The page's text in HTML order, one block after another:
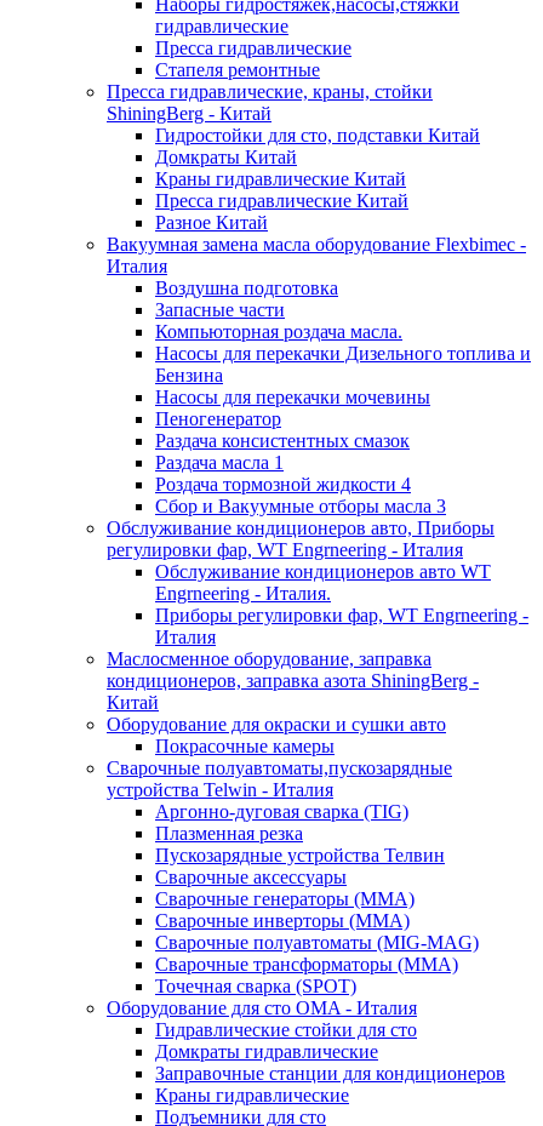
Наборы гидростяжек,насосы,стяжки
гидравлические
Пресса гидравлические
Стапеля ремонтные
Пресса гидравлические, краны, стойки
ShiningBerg - Китай
Гидростойки для сто, подставки Китай
Домкраты Китай
Краны гидравлические Китай
Пресса гидравлические Китай
Разное Китай
Вакуумная замена масла оборудование Flexbimeс -
Италия
Воздушна подготовка
Запасные части
Компьюторная роздача масла.
Насосы для перекачки Дизельного топлива и
Бензина
Насосы для перекачки мочевины
Пеногенератор
Раздача консистентных смазок
Раздача масла 1
Роздача тормозной жидкости 4
Сбор и Вакуумные отборы масла 3
Обслуживание кондиционеров авто, Приборы
регулировки фар, WT Engrneering - Италия
Обслуживание кондиционеров авто WT
Engrneering - Италия.
Приборы регулировки фар, WT Engrneering -
Италия
Маслосменное оборудование, заправка
кондиционеров, заправка азота ShiningBerg -
Китай
Оборудование для окраски и сушки авто
Покрасочные камеры
Сварочные полуавтоматы,пускозарядные
устройства Telwin - Италия
Аргонно-дуговая сварка (TIG)
Плазменная резка
Пускозарядные устройства Телвин
Сварочные аксессуары
Сварочные генераторы (MMA)
Сварочные инверторы (MMA)
Сварочные полуавтоматы (MIG-MAG)
Сварочные трансформаторы (MMA)
Точечная сварка (SPOT)
Оборудование для сто OMA - Италия
Гидравлические стойки для сто
Домкраты гидравлические
Заправочные станции для кондиционеров
Краны гидравлические
Подъемники для сто